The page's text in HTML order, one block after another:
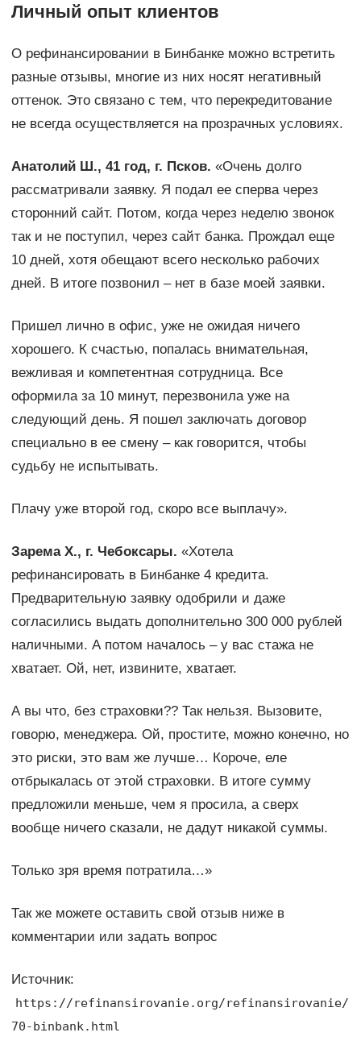
Личный опыт клиентов
О рефинансировании в Бинбанке можно встретить
разные отзывы, многие из них носят негативный
оттенок. Это связано с тем, что перекредитование
не всегда осуществляется на прозрачных условиях.
Анатолий Ш., 41 год, г. Псков. «Очень долго
рассматривали заявку. Я подал ее сперва через
сторонний сайт. Потом, когда через неделю звонок
так и не поступил, через сайт банка. Прождал еще
10 дней, хотя обещают всего несколько рабочих
дней. В итоге позвонил – нет в базе моей заявки.
Пришел лично в офис, уже не ожидая ничего
хорошего. К счастью, попалась внимательная,
вежливая и компетентная сотрудница. Все
оформила за 10 минут, перезвонила уже на
следующий день. Я пошел заключать договор
специально в ее смену – как говорится, чтобы
судьбу не испытывать.
Плачу уже второй год, скоро все выплачу».
Зарема Х., г. Чебоксары. «Хотела
рефинансировать в Бинбанке 4 кредита.
Предварительную заявку одобрили и даже
согласились выдать дополнительно 300 000 рублей
наличными. А потом началось – у вас стажа не
хватает. Ой, нет, извините, хватает.
А вы что, без страховки?? Так нельзя. Вызовите,
говорю, менеджера. Ой, простите, можно конечно, но
это риски, это вам же лучше… Короче, еле
отбрыкалась от этой страховки. В итоге сумму
предложили меньше, чем я просила, а сверх
вообще ничего сказали, не дадут никакой суммы.
Только зря время потратила…»
Так же можете оставить свой отзыв ниже в
комментарии или задать вопрос
Источник:
https://refinansirovanie.org/refinansirovanie/
70-binbank.html